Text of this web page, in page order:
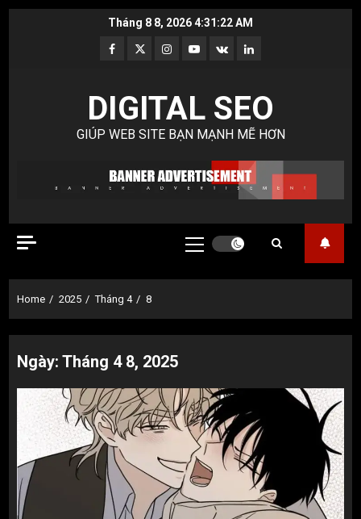
Tháng 8 8, 20264:31:23 AM
Facebook
TwitterInstagram
Youtube
VK LinkedIn
DIGITAL SEO
GIÚP WEB SITE BẠN MẠNH MẼ HƠN
Primary
Home 2025 Tháng 4 8
Ngày: Tháng 4 8, 2025